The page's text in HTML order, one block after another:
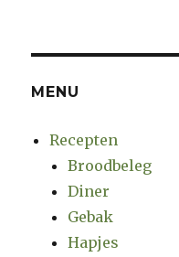
MENU
Recepten
Broodbeleg
Diner
Gebak
Hapjes